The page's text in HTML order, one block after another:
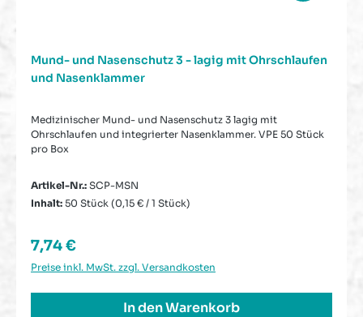
Mund- und Nasenschutz 3 - lagig mit Ohrschlaufen
und Nasenklammer
Medizinischer Mund- und Nasenschutz 3 lagig mit
Ohrschlaufen und integrierter Nasenklammer. VPE 50 Stück
pro Box
Artikel-Nr.: SCP-MSN
Inhalt: 50 Stück (0,15 € / 1 Stück)
Regulärer Preis:
7,74 €
Preise inkl. MwSt. zzgl. Versandkosten
In den Warenkorb